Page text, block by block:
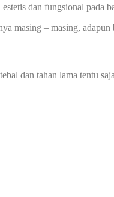
dan fungsional pada
masing – masing,
dan tahan lama tentu